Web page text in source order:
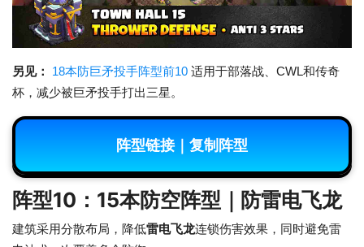
另见： 18本防巨矛投手阵型前10 适用于部落战、CWL和传奇
杯，减少被巨矛投手打出三星。
阵型链接｜复制阵型
阵型10：15本防空阵型｜防雷电飞龙
建筑采用分散布局，降低雷电飞龙连锁伤害效果，同时避免雷